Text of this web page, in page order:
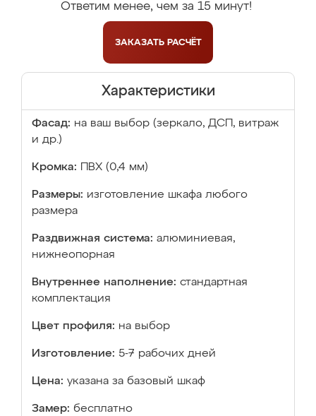
Ответим менее, чем за 15 минут!
ЗАКАЗАТЬ РАСЧЁТ
Характеристики
Фасад: на ваш выбор (зеркало, ДСП, витраж
и др.)
Кромка: ПВХ (0,4 мм)
Размеры: изготовление шкафа любого
размера
Раздвижная система: алюминиевая,
нижнеопорная
Внутреннее наполнение: стандартная
комплектация
Цвет профиля: на выбор
Изготовление: 5-7 рабочих дней
Цена: указана за базовый шкаф
Замер: бесплатно